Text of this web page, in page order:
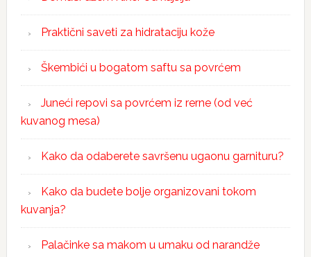
Praktični saveti za hidrataciju kože
Škembići u bogatom saftu sa povrćem
Juneći repovi sa povrćem iz rerne (od već
kuvanog mesa)
Kako da odaberete savršenu ugaonu garnituru?
Kako da budete bolje organizovani tokom
kuvanja?
Palačinke sa makom u umaku od narandže